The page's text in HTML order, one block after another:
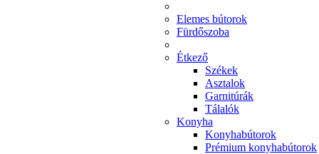
Elemes bútorok
Fürdőszoba
Étkező
Székek
Asztalok
Garnitúrák
Tálalók
Konyha
Konyhabútorok
Prémium konyhabútorok